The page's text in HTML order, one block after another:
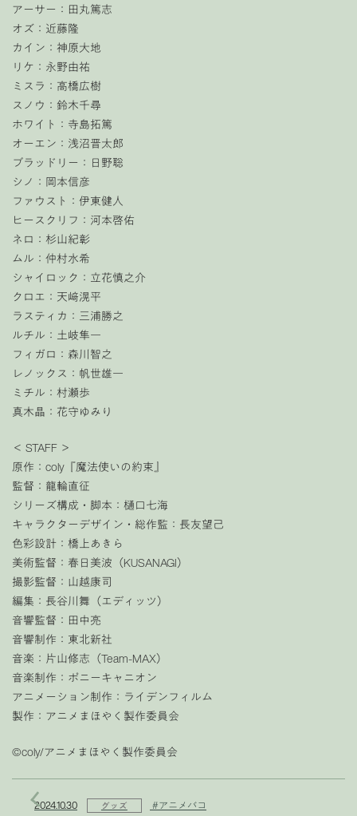
アーサー：田丸篤志
オズ：近藤隆
カイン：神原大地
リケ：永野由祐
ミスラ：高橋広樹
スノウ：鈴木千尋
ホワイト：寺島拓篤
オーエン：浅沼晋太郎
ブラッドリー：日野聡
シノ：岡本信彦
ファウスト：伊東健人
ヒースクリフ：河本啓佑
ネロ：杉山紀彰
ムル：仲村水希
シャイロック：立花慎之介
クロエ：天﨑滉平
ラスティカ：三浦勝之
ルチル：土岐隼一
フィガロ：森川智之
レノックス：帆世雄一
ミチル：村瀬歩
真木晶：花守ゆみり
＜ STAFF ＞
原作：coly『魔法使いの約束』
監督：龍輪直征
シリーズ構成・脚本：樋口七海
キャラクターデザイン・総作監：長友望己
色彩設計：橋上あきら
美術監督：春日美波（KUSANAGI）
撮影監督：山越康司
編集：長谷川舞（エディッツ）
音響監督：田中亮
音響制作：東北新社
音楽：片山修志（Team-MAX）
音楽制作：ポニーキャニオン
アニメーション制作：ライデンフィルム
製作：アニメまほやく製作委員会
©︎coly/アニメまほやく製作委員会
2024.10.30 グッズ #アニメバコ